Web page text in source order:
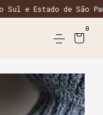
de São Paulo em
0